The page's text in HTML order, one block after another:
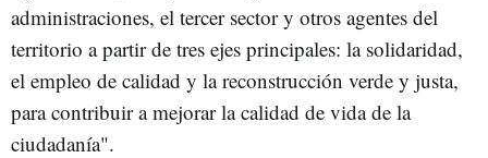
administraciones, el tercer sector y otros agentes del
territorio a partir de tres ejes principales: la solidaridad,
el empleo de calidad y la reconstrucción verde y justa,
para contribuir a mejorar la calidad de vida de la
ciudadanía".